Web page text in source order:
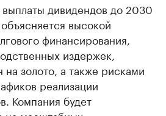
выплаты дивидендов до 2030
высокой
финансирования,
издержек,
золото, а также рисками
реализации
Компания будет